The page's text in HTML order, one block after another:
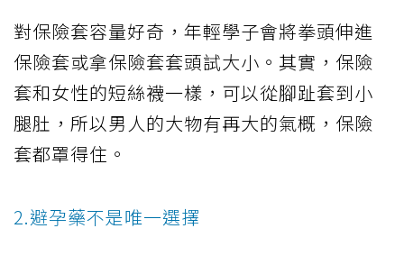
對保險套容量好奇，年輕學子會將拳頭伸進
保險套或拿保險套套頭試大小。其實，保險
套和女性的短絲襪一樣，可以從腳趾套到小
腿肚，所以男人的大物有再大的氣概，保險
套都罩得住。
2.避孕藥不是唯一選擇